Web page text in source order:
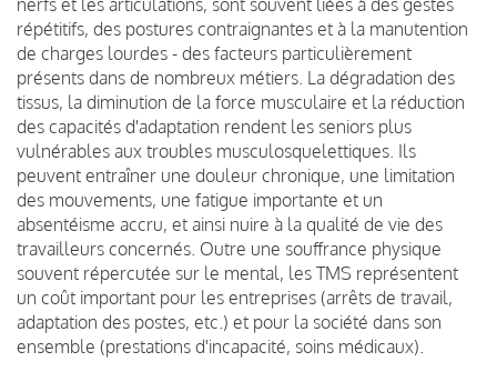
répétitifs, des postures contraignantes et à la manutention
de charges lourdes - des facteurs particulièrement
présents dans de nombreux métiers. La dégradation des
tissus, la diminution de la force musculaire et la réduction
des capacités d'adaptation rendent les seniors plus
vulnérables aux troubles musculosquelettiques. Ils
peuvent entraîner une douleur chronique, une limitation
des mouvements, une fatigue importante et un
absentéisme accru, et ainsi nuire à la qualité de vie des
travailleurs concernés. Outre une souffrance physique
souvent répercutée sur le mental, les TMS représentent
un coût important pour les entreprises (arrêts de travail,
adaptation des postes, etc.) et pour la société dans son
ensemble (prestations d'incapacité, soins médicaux).